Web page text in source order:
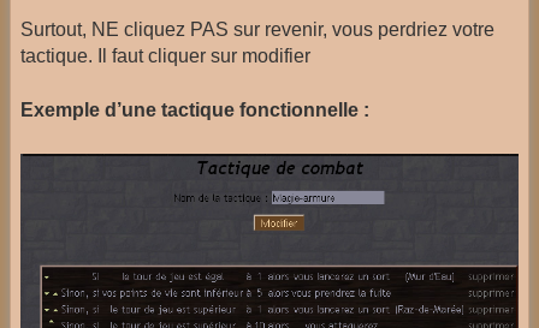
Surtout, NE cliquez PAS sur revenir, vous perdriez votre
tactique. Il faut cliquer sur modifier
Exemple d’une tactique fonctionnelle :